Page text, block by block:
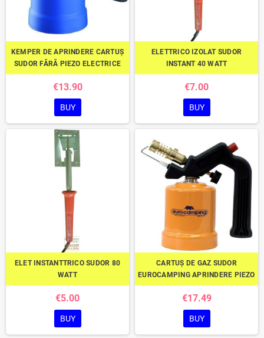
KEMPER DE APRINDERE CARTUȘ
SUDOR FĂRĂ PIEZO ELECTRICE
€13.90
BUY
ELETTRICO IZOLAT SUDOR
INSTANT 40 WATT
€7.00
BUY
ELET INSTANTTRICO SUDOR 80
WATT
€5.00
BUY
CARTUȘ DE GAZ SUDOR
EUROCAMPING APRINDERE PIEZO
€17.49
BUY